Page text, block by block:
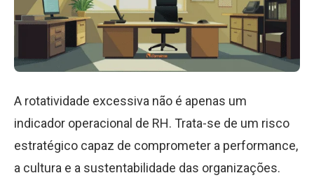
A rotatividade excessiva não é apenas um
indicador operacional de RH. Trata-se de um risco
estratégico capaz de comprometer a performance,
a cultura e a sustentabilidade das organizações.